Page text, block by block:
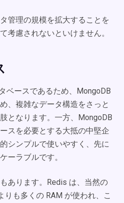
管理の規模を拡大することを
考慮されないといけません。
ベースであるため、MongoDB
、複雑なデータ構造をさっと
となります。一方、MongoDB
スを必要とする大抵の中堅企
シンプルで使いやすく、先に
ーラブルです。
あります。Redis は、当然の
りも多くの RAM が使われ、こ